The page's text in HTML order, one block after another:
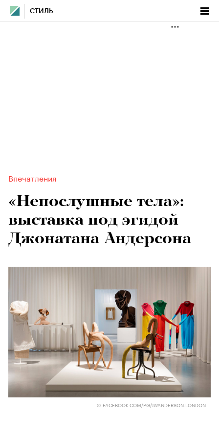
СТИЛЬ
Впечатления
«Непослушные тела»:
выставка под эгидой
Джонатана Андерсона
© FACEBOOK.COM/PG/JWANDERSON.LONDON